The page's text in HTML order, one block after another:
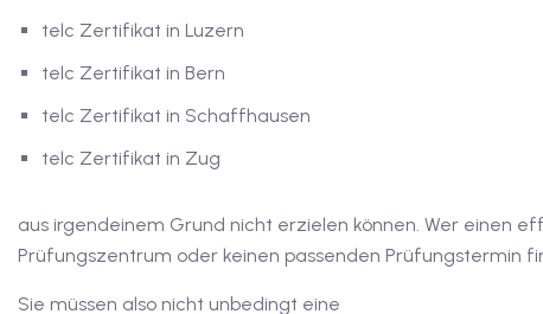
telc Zertifikat in Luzern
telc Zertifikat in Bern
telc Zertifikat in Schaffhausen
telc Zertifikat in Zug
aus irgendeinem Grund nicht erzielen können. Wer einen
Prüfungszentrum oder keinen passenden Prüfungstermin
Sie müssen also nicht unbedingt eine